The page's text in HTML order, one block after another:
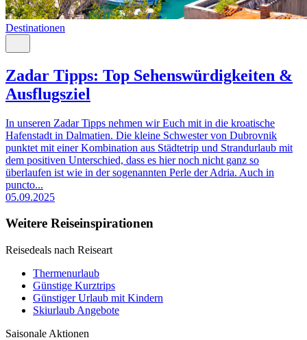
Destinationen
Zadar Tipps: Top Sehenswürdigkeiten &
Ausflugsziel
In unseren Zadar Tipps nehmen wir Euch mit in die kroatische
Hafenstadt in Dalmatien. Die kleine Schwester von Dubrovnik
punktet mit einer Kombination aus Städtetrip und Strandurlaub mit
dem positiven Unterschied, dass es hier noch nicht ganz so
überlaufen ist wie in der sogenannten Perle der Adria. Auch in
puncto...
05.09.2025
Weitere Reiseinspirationen
Reisedeals nach Reiseart
Thermenurlaub
Günstige Kurztrips
Günstiger Urlaub mit Kindern
Skiurlaub Angebote
Saisonale Aktionen